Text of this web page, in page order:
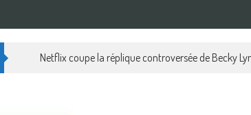
Netflix coupe la réplique controversée de Becky